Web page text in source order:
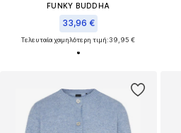
FUNKY BUDDHA
33,96 €
Τελευταία χαμηλότερη τιμή:39,95 €